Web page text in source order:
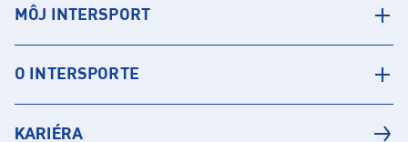
MÔJ INTERSPORT
O INTERSPORTE
KARIÉRA